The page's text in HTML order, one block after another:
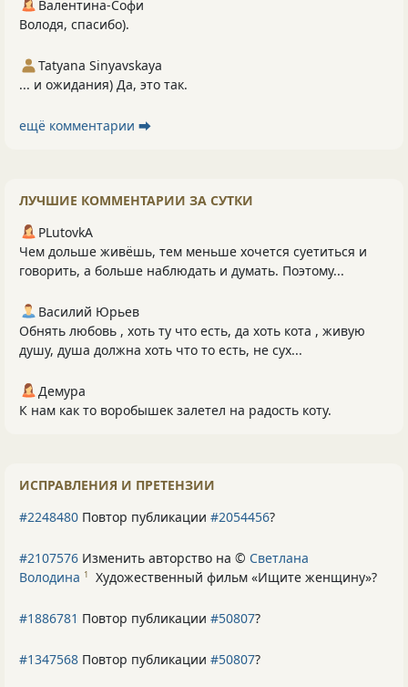
Валентина-Софи
Володя, спасибо).
Tatyana Sinyavskaya
... и ожидания) Да, это так.
ещё комментарии ⮕
ЛУЧШИЕ КОММЕНТАРИИ ЗА СУТКИ
PLutоvkА
Чем дольше живёшь, тем меньше хочется суетиться и
говорить, а больше наблюдать и думать. Поэтому...
Василий Юрьев
Обнять любовь , хоть ту что есть, да хоть кота , живую
душу, душа должна хоть что то есть, не сух...
Демура
К нам как то воробышек залетел на радость коту.
ИСПРАВЛЕНИЯ И ПРЕТЕНЗИИ
#2248480 Повтор публикации #2054456?
#2107576 Изменить авторство на © Светлана
Володина 1 Художественный фильм «Ищите женщину»?
#1886781 Повтор публикации #50807?
#1347568 Повтор публикации #50807?